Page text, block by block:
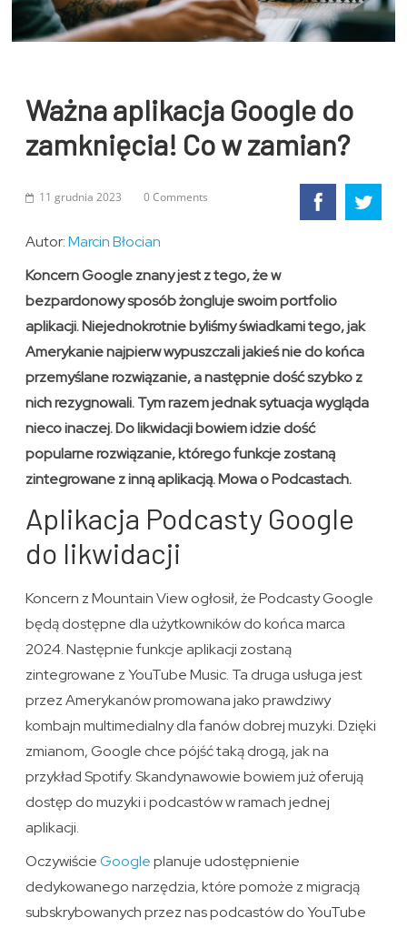
Ważna aplikacja Google do
zamknięcia! Co w zamian?
11 grudnia 2023 0 Comments
Autor:Marcin Błocian
Koncern Google znany jest z tego, że w
bezpardonowy sposób żongluje swoim portfolio
aplikacji. Niejednokrotnie byliśmy świadkami tego, jak
Amerykanie najpierw wypuszczali jakieś nie do końca
przemyślane rozwiązanie, a następnie dość szybko z
nich rezygnowali. Tym razem jednak sytuacja wygląda
nieco inaczej. Do likwidacji bowiem idzie dość
popularne rozwiązanie, którego funkcje zostaną
zintegrowane z inną aplikacją. Mowa o Podcastach.
Aplikacja Podcasty Google
do likwidacji
Koncern z Mountain View ogłosił, że Podcasty Google
będą dostępne dla użytkowników do końca marca
2024. Następnie funkcje aplikacji zostaną
zintegrowane z YouTube Music. Ta druga usługa jest
przez Amerykanów promowana jako prawdziwy
kombajn multimedialny dla fanów dobrej muzyki. Dzięki
zmianom, Google chce pójść taką drogą, jak na
przykład Spotify. Skandynawowie bowiem już oferują
dostęp do muzyki i podcastów w ramach jednej
aplikacji.
OczywiścieGoogleplanuje udostępnienie
dedykowanego narzędzia, które pomoże z migracją
subskrybowanych przez nas podcastów do YouTube